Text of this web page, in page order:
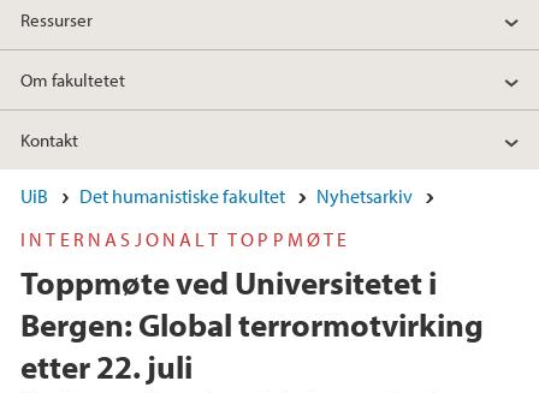
Ressurser
Om fakultetet
Kontakt
UiB Det humanistiske fakultet
Nyhetsarkiv
INTERNASJONALT TOPPMØTE
Toppmøte ved Universitetet i
Bergen: Global terrormotvirking
etter 22. juli